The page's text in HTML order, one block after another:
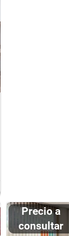
Precio a
consultar